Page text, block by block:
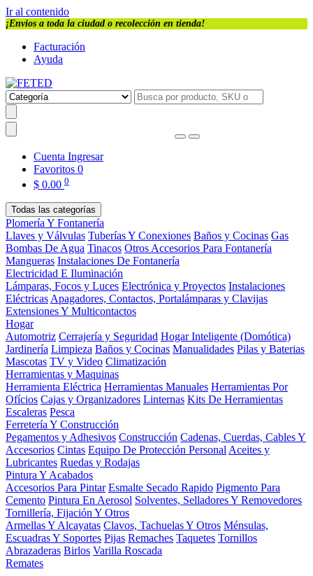
Ir al contenido
¡Envios a toda la ciudad o recolección en tienda!
Facturación
Ayuda
Cuenta Ingresar
Favoritos 0
$ 0.00 0
Todas las categorías
Plomería Y Fontanería
Llaves y Válvulas Tuberías Y Conexiones Baños y Cocinas Gas
Bombas De Agua Tinacos Otros Accesorios Para Fontanería
Mangueras Instalaciones De Fontanería
Electricidad E Iluminación
Lámparas, Focos y Luces Electrónica y Proyectos Instalaciones
Eléctricas Apagadores, Contactos, Portalámparas y Clavijas
Extensiones Y Multicontactos
Hogar
Automotriz Cerrajería y Seguridad Hogar Inteligente (Domótica)
Jardinería Limpieza Baños y Cocinas Manualidades Pilas y Baterias
Mascotas TV y Video Climatización
Herramientas y Maquinas
Herramienta Eléctrica Herramientas Manuales Herramientas Por
Ofícios Cajas y Organizadores Linternas Kits De Herramientas
Escaleras Pesca
Ferretería Y Construcción
Pegamentos y Adhesivos Construcción Cadenas, Cuerdas, Cables Y
Accesorios Cintas Equipo De Protección Personal Aceites y
Lubricantes Ruedas y Rodajas
Pintura Y Acabados
Accesorios Para Pintar Esmalte Secado Rapido Pigmento Para
Cemento Pintura En Aerosol Solventes, Selladores Y Removedores
Tornillería, Fijación Y Otros
Armellas Y Alcayatas Clavos, Tachuelas Y Otros Ménsulas,
Escuadras Y Soportes Pijas Remaches Taquetes Tornillos
Abrazaderas Birlos Varilla Roscada
Remates